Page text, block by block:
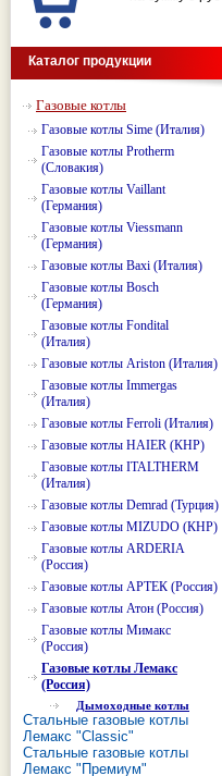
Каталог продукции
Газовые котлы
Газовые котлы Sime (Италия)
Газовые котлы Protherm
(Словакия)
Газовые котлы Vaillant
(Германия)
Газовые котлы Viessmann
(Германия)
Газовые котлы Baxi (Италия)
Газовые котлы Bosch
(Германия)
Газовые котлы Fondital
(Италия)
Газовые котлы Ariston (Италия)
Газовые котлы Immergas
(Италия)
Газовые котлы Ferroli (Италия)
Газовые котлы HAIER (КНР)
Газовые котлы ITALTHERM
(Италия)
Газовые котлы Demrad (Турция)
Газовые котлы MIZUDO (КНР)
Газовые котлы ARDERIA
(Россия)
Газовые котлы АРТЕК (Россия)
Газовые котлы Атон (Россия)
Газовые котлы Мимакс
(Россия)
Газовые котлы Лемакс
(Россия)
Дымоходные котлы
Стальные газовые котлы
Лемакс "Classic"
Стальные газовые котлы
Лемакс "Премиум"